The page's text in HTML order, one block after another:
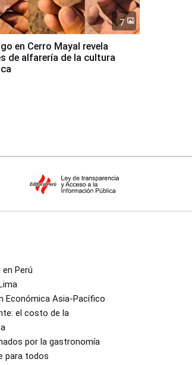
7
en Cerro Mayal revela
de alfarería de la cultura
Perú
Económica Asia-Pacífico
el costo de la
por la gastronomía
para todos